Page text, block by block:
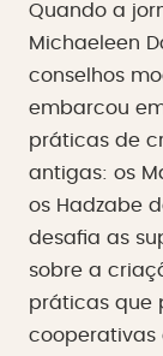
Quando a
Michaeleen
conselhos
embarcou
práticas de
antigas: os
os Hadzabe
desafia as
sobre a
práticas que
cooperativas